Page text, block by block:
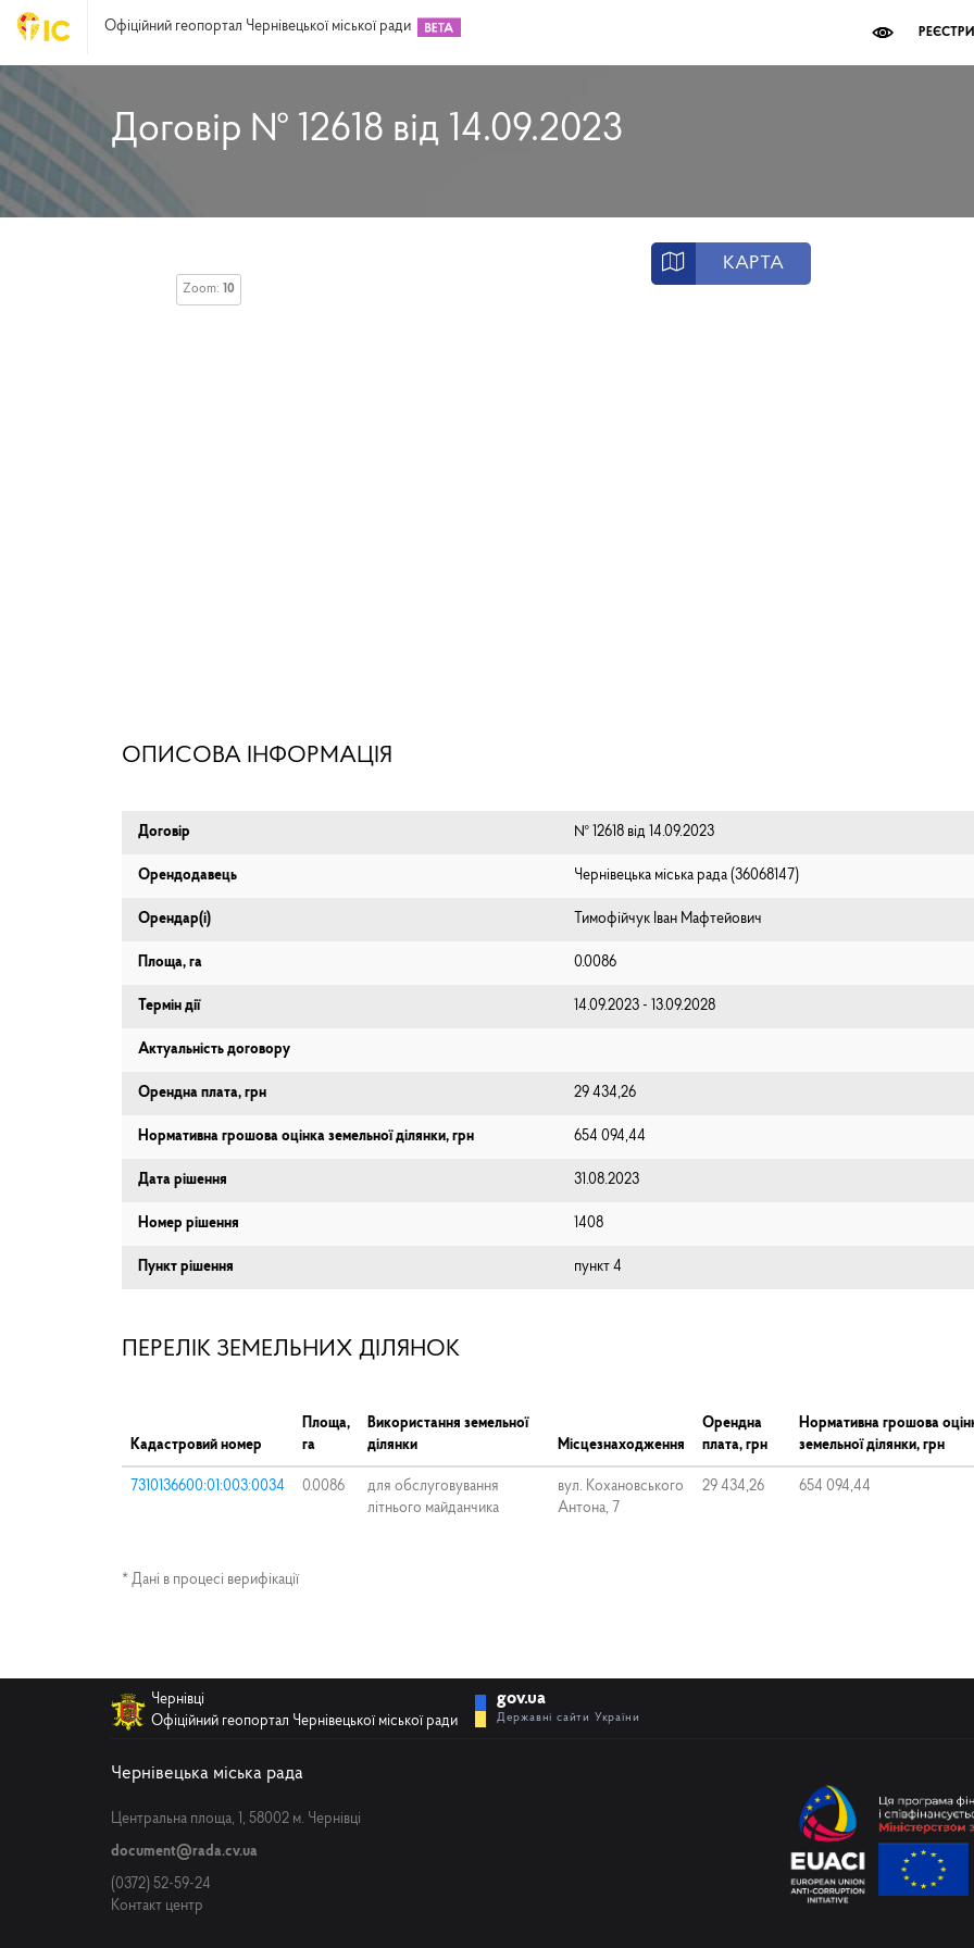
Офіційний геопортал Чернівецької міської ради РЕЄСТРИ
Договір № 12618 від 14.09.2023
КАРТА
Zoom: 10
ОПИСОВА ІНФОРМАЦІЯ
Договір № 12618 від 14.09.2023
Орендодавець Чернівецька міська рада (⁨36068147⁩)
Орендар(і) Тимофійчук Іван Мафтейович
Площа, га 0.0086
Термін дії 14.09.2023 - 13.09.2028
Актуальність договору
Орендна плата, грн 29 434,26
Нормативна грошова оцінка земельної ділянки, грн 654 094,44
Дата рішення 31.08.2023
Номер рішення 1408
Пункт рішення пункт 4
ПЕРЕЛІК ЗЕМЕЛЬНИХ ДІЛЯНОК
Кадастровий номер
Площа,
га
Використання земельної
ділянки
Місцезнаходження
Орендна
плата, грн
Нормативна грошова
земельної ділянки, грн
7310136600:01:003:0034 0.0086
для обслуговування
літнього майданчика
вул. Кохановського
Антона, 7
29 434,26 654 094,44
* Дані в процесі верифікації
Чернівці
Офіційний геопортал Чернівецької міської ради
gov.ua
Державні сайти України
Чернівецька міська рада
Центральна площа, 1, 58002 м. Чернівці
document@rada.cv.ua
(0372) 52-59-24
Контакт центр